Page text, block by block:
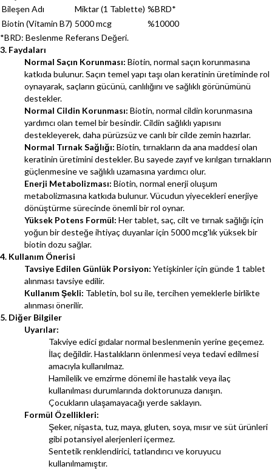
Bileşen Adı
Miktar (1 Tablette) %BRD*
Biotin (Vitamin B7) 5000 mcg
%10000
*BRD: Beslenme Referans Değeri.
3. Faydaları
Normal Saçın Korunması: Biotin, normal saçın korunmasına
katkıda bulunur. Saçın temel yapı taşı olan keratinin üretiminde rol
oynayarak, saçların gücünü, canlılığını ve sağlıklı görünümünü
destekler.
Normal Cildin Korunması: Biotin, normal cildin korunmasına
yardımcı olan temel bir besindir. Cildin sağlıklı yapısını
destekleyerek, daha pürüzsüz ve canlı bir cilde zemin hazırlar.
Normal Tırnak Sağlığı: Biotin, tırnakların da ana maddesi olan
keratinin üretimini destekler. Bu sayede zayıf ve kırılgan tırnakların
güçlenmesine ve sağlıklı uzamasına yardımcı olur.
Enerji Metabolizması: Biotin, normal enerji oluşum
metabolizmasına katkıda bulunur. Vücudun yiyecekleri enerjiye
dönüştürme sürecinde önemli bir rol oynar.
Yüksek Potens Formül: Her tablet, saç, cilt ve tırnak sağlığı için
yoğun bir desteğe ihtiyaç duyanlar için 5000 mcg'lık yüksek bir
biotin dozu sağlar.
4. Kullanım Önerisi
Tavsiye Edilen Günlük Porsiyon: Yetişkinler için günde 1 tablet
alınması tavsiye edilir.
Kullanım Şekli: Tabletin, bol su ile, tercihen yemeklerle birlikte
alınması önerilir.
5. Diğer Bilgiler
Uyarılar:
Takviye edici gıdalar normal beslenmenin yerine geçemez.
İlaç değildir. Hastalıkların önlenmesi veya tedavi edilmesi
amacıyla kullanılmaz.
Hamilelik ve emzirme dönemi ile hastalık veya ilaç
kullanılması durumlarında doktorunuza danışın.
Çocukların ulaşamayacağı yerde saklayın.
Formül Özellikleri:
Şeker, nişasta, tuz, maya, gluten, soya, mısır ve süt ürünleri
gibi potansiyel alerjenleri içermez.
Sentetik renklendirici, tatlandırıcı ve koruyucu
kullanılmamıştır.